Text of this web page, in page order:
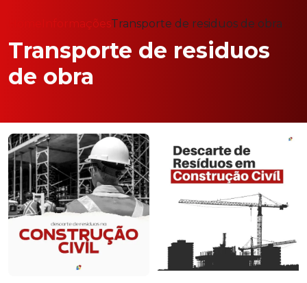
InformaçõesTransporte de residuos de obra
Transporte de residuos
de obra